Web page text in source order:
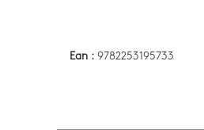
Ean : 9782253195733